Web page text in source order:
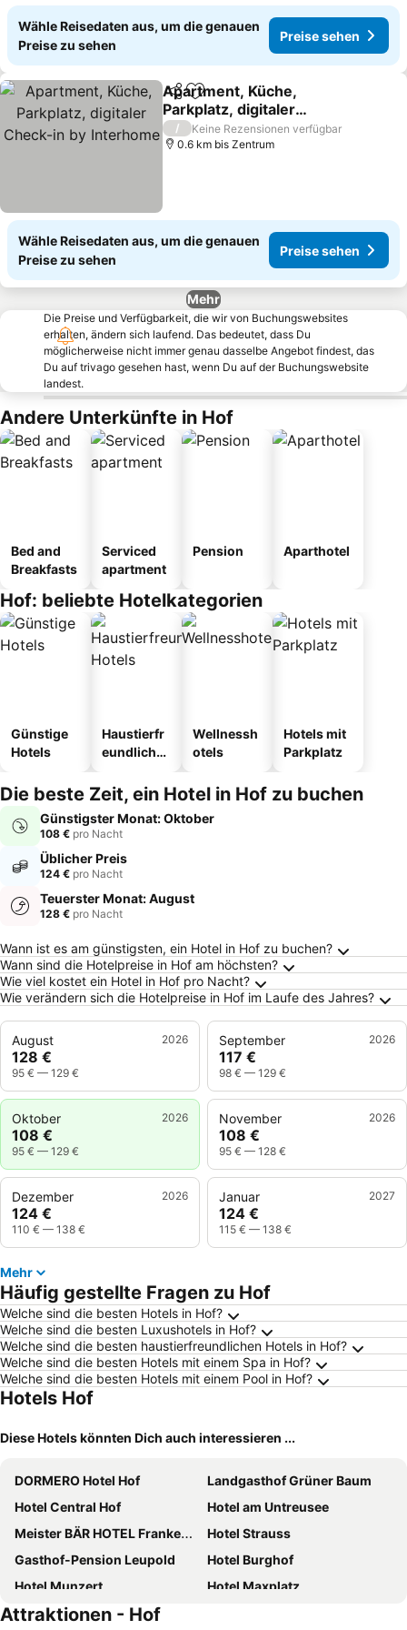
Wähle Reisedaten aus, um die genauen
Preise zu sehen
Preise sehen
TeilenZu Favoriten hinzufügen
Apartment, Küche,
Parkplatz, digitaler
Check-in by Interhome
/
Keine Rezensionen verfügbar
0.6 km bis Zentrum
Wähle Reisedaten aus, um die genauen
Preise zu sehen
Preise sehen
Mehr
Die Preise und Verfügbarkeit, die wir von Buchungswebsites
erhalten, ändern sich laufend. Das bedeutet, dass Du
möglicherweise nicht immer genau dasselbe Angebot findest, das
Du auf trivago gesehen hast, wenn Du auf der Buchungswebsite
landest.
Andere Unterkünfte in Hof
Bed and
Breakfasts
Serviced
apartment
Pension Aparthotel
Hof: beliebte Hotelkategorien
Günstige
Hotels
Haustierfr
eundliche
Wellnessh
otels
Hotels mit
Parkplatz
Die beste Zeit, ein Hotel in Hof zu buchen
Günstigster Monat: Oktober
108 € pro Nacht
Üblicher Preis
124 € pro Nacht
Teuerster Monat: August
128 € pro Nacht
Häufig gestellte Fragen zu Hof
Wann ist es am günstigsten, ein Hotel in Hof zu buchen?
Wann sind die Hotelpreise in Hof am höchsten?
Wie viel kostet ein Hotel in Hof pro Nacht?
Wie verändern sich die Hotelpreise in Hof im Laufe des Jahres?
August 2026
128 €
95 € — 129 €
September 2026
117 €
98 € — 129 €
Oktober 2026
108 €
95 € — 129 €
November 2026
108 €
95 € — 128 €
Dezember 2026
124 €
110 € — 138 €
Januar 2027
124 €
115 € — 138 €
Mehr
Häufig gestellte Fragen zu Hof
Welche sind die besten Hotels in Hof?
Welche sind die besten Luxushotels in Hof?
Welche sind die besten haustierfreundlichen Hotels in Hof?
Welche sind die besten Hotels mit einem Spa in Hof?
Welche sind die besten Hotels mit einem Pool in Hof?
Hotels Hof
Diese Hotels könnten Dich auch interessieren ...
DORMERO Hotel Hof
Landgasthof Grüner Baum
Hotel Central Hof
Hotel am Untreusee
Meister BÄR HOTEL Frankenwald
Hotel Strauss
Gasthof-Pension Leupold
Hotel Burghof
Hotel Munzert
Hotel Maxplatz
Hotel Grüner Baum
Attraktionen - Hof